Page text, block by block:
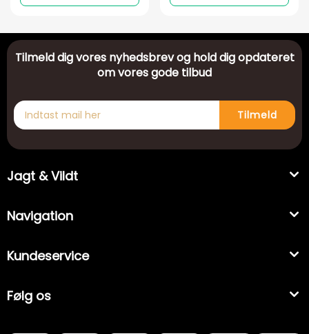
Tilmeld dig vores nyhedsbrev og hold dig opdateret
om vores gode tilbud
Tilmeld
Jagt & Vildt
Navigation
Kundeservice
Følg os